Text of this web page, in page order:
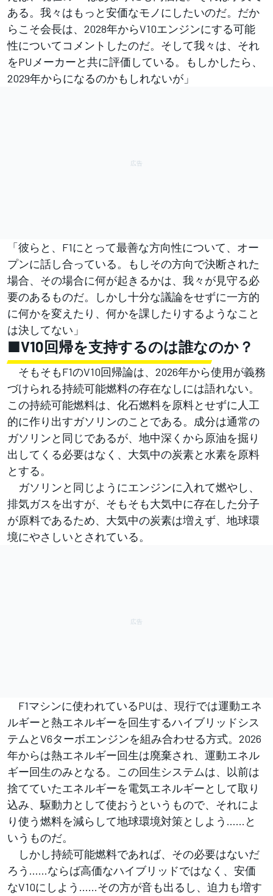
ある。我々はもっと安価なモノにしたいのだ。だか
らこそ会長は、2028年からV10エンジンにする可能
性についてコメントしたのだ。そして我々は、それ
をPUメーカーと共に評価している。もしかしたら、
2029年からになるのかもしれないが」
「彼らと、F1にとって最善な方向性について、オー
プンに話し合っている。もしその方向で決断された
場合、その場合に何が起きるかは、我々が見守る必
要のあるものだ。しかし十分な議論をせずに一方的
に何かを変えたり、何かを課したりするようなこと
は決してない」
■V10回帰を支持するのは誰なのか？
そもそもF1のV10回帰論は、2026年から使用が義務
づけられる持続可能燃料の存在なしには語れない。
この持続可能燃料は、化石燃料を原料とせずに人工
的に作り出すガソリンのことである。成分は通常の
ガソリンと同じであるが、地中深くから原油を掘り
出してくる必要はなく、大気中の炭素と水素を原料
とする。
ガソリンと同じようにエンジンに入れて燃やし、
排気ガスを出すが、そもそも大気中に存在した分子
が原料であるため、大気中の炭素は増えず、地球環
境にやさしいとされている。
F1マシンに使われているPUは、現行では運動エネ
ルギーと熱エネルギーを回生するハイブリッドシス
テムとV6ターボエンジンを組み合わせる方式。2026
年からは熱エネルギー回生は廃棄され、運動エネル
ギー回生のみとなる。この回生システムは、以前は
捨てていたエネルギーを電気エネルギーとして取り
込み、駆動力として使おうというもので、それによ
り使う燃料を減らして地球環境対策としよう……と
いうものだ。
しかし持続可能燃料であれば、その必要はないだ
ろう……ならば高価なハイブリッドではなく、安価
なV10にしよう……その方が音も出るし、迫力も増す